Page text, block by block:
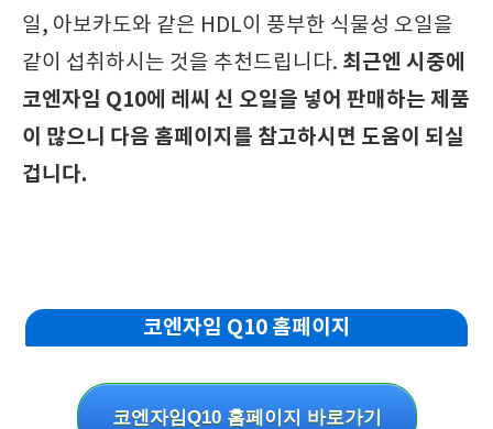
일, 아보카도와 같은 HDL이 풍부한 식물성 오일을
같이 섭취하시는 것을 추천드립니다. 최근엔 시중에
코엔자임 Q10에 레씨 신 오일을 넣어 판매하는 제품
이 많으니 다음 홈페이지를 참고하시면 도움이 되실
겁니다.
코엔자임 Q10 홈페이지
코엔자임Q10 홈페이지 바로가기